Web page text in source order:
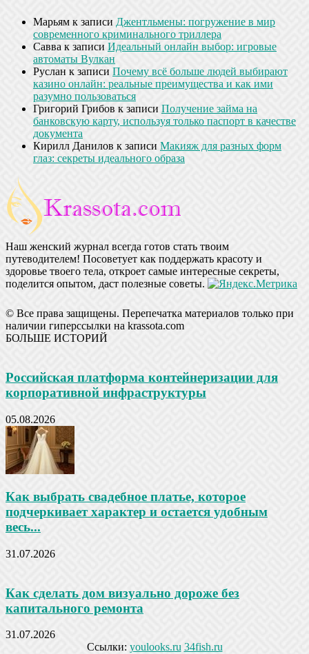
Марьям к записи Джентльмены: погружение в мир
современного криминального триллера
Савва к записи Идеальный онлайн выбор: игровые
автоматы Вулкан
Руслан к записи Почему всё больше людей выбирают
казино онлайн: реальные преимущества и как ими
разумно пользоваться
Григорий Грибов к записи Получение займа на
банковскую карту, используя только паспорт в качестве
документа
Кирилл Данилов к записи Макияж для разных форм
глаз: секреты идеального образа
Наш женский журнал всегда готов стать твоим
путеводителем! Посоветует как поддержать красоту и
здоровье твоего тела, откроет самые интересные секреты,
поделится опытом, даст полезные советы.
© Все права защищены. Перепечатка материалов только при
наличии гиперссылки на krassota.com
БОЛЬШЕ ИСТОРИЙ
Российская платформа контейнеризации для
корпоративной инфраструктуры
05.08.2026
Как выбрать свадебное платье, которое
подчеркивает характер и остается удобным
весь...
31.07.2026
Как сделать дом визуально дороже без
капитального ремонта
31.07.2026
Ссылки: youlooks.ru 34fish.ru